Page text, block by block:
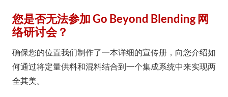
您是否无法参加 Go Beyond Blending 网
络研讨会？
确保您的位置我们制作了一本详细的宣传册，向您介绍如
何通过将定量供料和混料结合到一个集成系统中来实现两
全其美。